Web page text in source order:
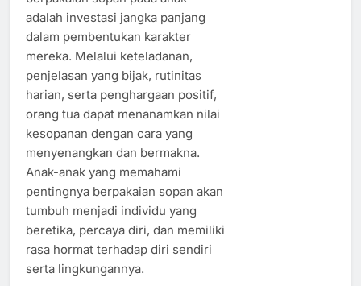
adalah investasi jangka panjang
dalam pembentukan karakter
mereka. Melalui keteladanan,
penjelasan yang bijak, rutinitas
harian, serta penghargaan positif,
orang tua dapat menanamkan nilai
kesopanan dengan cara yang
menyenangkan dan bermakna.
Anak-anak yang memahami
pentingnya berpakaian sopan akan
tumbuh menjadi individu yang
beretika, percaya diri, dan memiliki
rasa hormat terhadap diri sendiri
serta lingkungannya.